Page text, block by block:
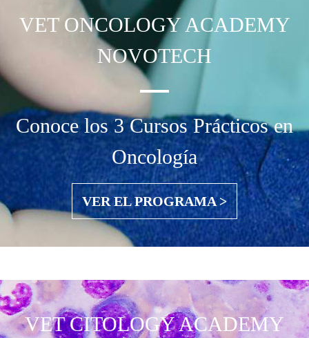
VET ONCOLOGYACADEMY
NOVOTECH
Conoce los 3 Cursos Prácticos en
Oncología
VER EL PROGRAMA >
VET CITOLOGYACADEMY